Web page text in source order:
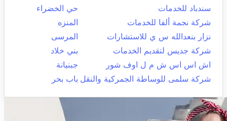
سندباد للخدمات
حي الخضراء
شركة نجمة ألفا للخدمات
المنزه
نزار بنعدالله س ي للاستشارات
المرسى
شركة جديس لتقديم الخدمات
بني خلاد
اش اس اس ش م ل اوف شور
جبنيانة
شركة سلمى للوساطة الجمركية والنقل باب بحر